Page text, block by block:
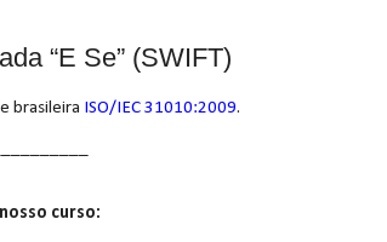
“E Se” (SWIFT)
brasileira ISO/IEC 31010:2009.
curso: